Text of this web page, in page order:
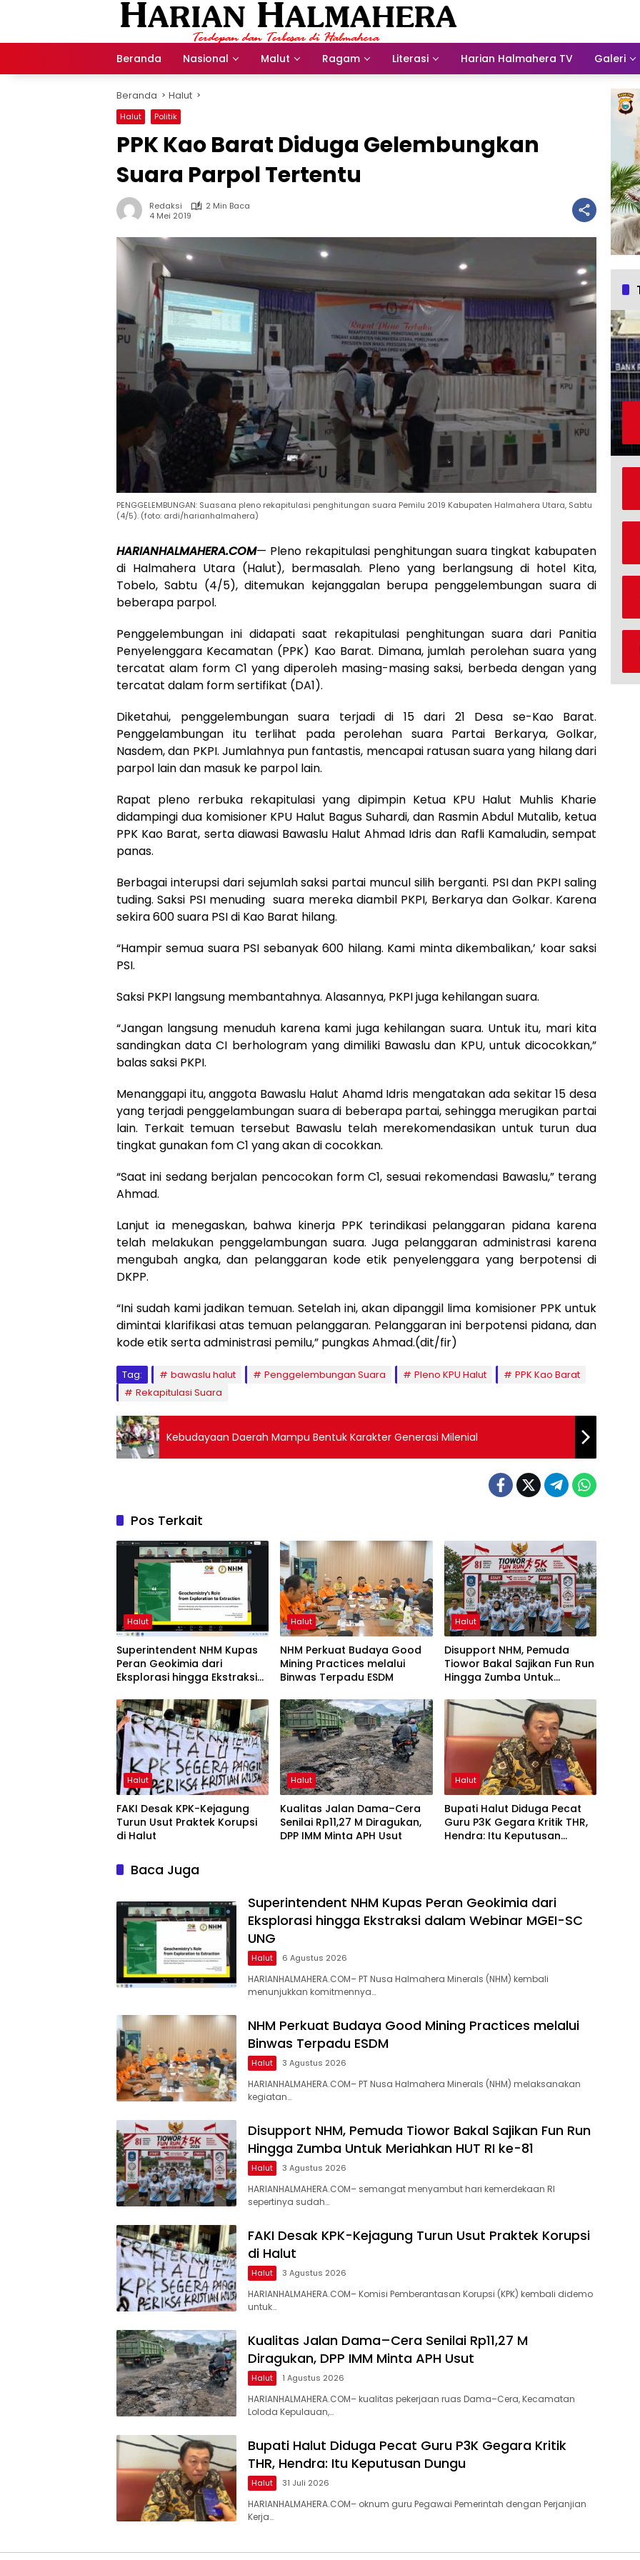
Beranda Nasional Malut Ragam Literasi Harian Halmahera TV Galeri
Beranda Halut
Halut Politik
PPK Kao Barat Diduga Gelembungkan
Suara Parpol Tertentu
Redaksi
2 Min Baca
4 Mei 2019
PENGGELEMBUNGAN: Suasana pleno rekapitulasi penghitungan suara Pemilu 2019 Kabupaten Halmahera Utara, Sabtu
(4/5). (foto: ardi/harianhalmahera)
HARIANHALMAHERA.COM— Pleno rekapitulasi penghitungan suara tingkat kabupaten
di Halmahera Utara (Halut), bermasalah. Pleno yang berlangsung di hotel Kita,
Tobelo, Sabtu (4/5), ditemukan kejanggalan berupa penggelembungan suara di
beberapa parpol.
Penggelembungan ini didapati saat rekapitulasi penghitungan suara dari Panitia
Penyelenggara Kecamatan (PPK) Kao Barat. Dimana, jumlah perolehan suara yang
tercatat alam form C1 yang diperoleh masing-masing saksi, berbeda dengan yang
tercatat dalam form sertifikat (DA1).
Diketahui, penggelembungan suara terjadi di 15 dari 21 Desa se-Kao Barat.
Penggelambungan itu terlihat pada perolehan suara Partai Berkarya, Golkar,
Nasdem, dan PKPI. Jumlahnya pun fantastis, mencapai ratusan suara yang hilang dari
parpol lain dan masuk ke parpol lain.
Rapat pleno rerbuka rekapitulasi yang dipimpin Ketua KPU Halut Muhlis Kharie
didampingi dua komisioner KPU Halut Bagus Suhardi, dan Rasmin Abdul Mutalib, ketua
PPK Kao Barat, serta diawasi Bawaslu Halut Ahmad Idris dan Rafli Kamaludin, sempat
panas.
Berbagai interupsi dari sejumlah saksi partai muncul silih berganti. PSI dan PKPI saling
tuding. Saksi PSI menuding suara mereka diambil PKPI, Berkarya dan Golkar. Karena
sekira 600 suara PSI di Kao Barat hilang.
“Hampir semua suara PSI sebanyak 600 hilang. Kami minta dikembalikan,’ koar saksi
PSI.
Saksi PKPI langsung membantahnya. Alasannya, PKPI juga kehilangan suara.
“Jangan langsung menuduh karena kami juga kehilangan suara. Untuk itu, mari kita
sandingkan data CI berhologram yang dimiliki Bawaslu dan KPU, untuk dicocokkan,”
balas saksi PKPI.
Menanggapi itu, anggota Bawaslu Halut Ahamd Idris mengatakan ada sekitar 15 desa
yang terjadi penggelambungan suara di beberapa partai, sehingga merugikan partai
lain. Terkait temuan tersebut Bawaslu telah merekomendasikan untuk turun dua
tingkat gunakan fom C1 yang akan di cocokkan.
“Saat ini sedang berjalan pencocokan form C1, sesuai rekomendasi Bawaslu,” terang
Ahmad.
Lanjut ia menegaskan, bahwa kinerja PPK terindikasi pelanggaran pidana karena
telah melakukan penggelambungan suara. Juga pelanggaran administrasi karena
mengubah angka, dan pelanggaran kode etik penyelenggara yang berpotensi di
DKPP.
“Ini sudah kami jadikan temuan. Setelah ini, akan dipanggil lima komisioner PPK untuk
dimintai klarifikasi atas temuan pelanggaran. Pelanggaran ini berpotensi pidana, dan
kode etik serta administrasi pemilu,” pungkas Ahmad.(dit/fir)
Tag: bawaslu halut Penggelembungan Suara Pleno KPU Halut
PPK Kao Barat
Rekapitulasi Suara
Kebudayaan Daerah Mampu Bentuk Karakter Generasi Milenial
Pos Terkait
Halut
Superintendent NHM Kupas
Peran Geokimia dari
Eksplorasi hingga Ekstraksi
UNG
Halut
NHM Perkuat Budaya Good
Mining Practices melalui
Binwas Terpadu ESDM
Halut
Disupport NHM, Pemuda
Tiowor Bakal Sajikan Fun Run
Hingga Zumba Untuk
Halut
FAKI Desak KPK-Kejagung
Turun Usut Praktek Korupsi
di Halut
Halut
Kualitas Jalan Dama–Cera
Senilai Rp11,27 M Diragukan,
DPP IMM Minta APH Usut
Halut
Bupati Halut Diduga Pecat
Guru P3K Gegara Kritik THR,
Hendra: Itu Keputusan
Baca Juga
Superintendent NHM Kupas Peran Geokimia dari
Eksplorasi hingga Ekstraksi dalam Webinar MGEI-SC
UNG
Halut 6 Agustus 2026
HARIANHALMAHERA.COM– PT Nusa Halmahera Minerals (NHM) kembali
menunjukkan komitmennya…
NHM Perkuat Budaya Good Mining Practices melalui
Binwas Terpadu ESDM
Halut 3 Agustus 2026
HARIANHALMAHERA.COM– PT Nusa Halmahera Minerals (NHM) melaksanakan
kegiatan…
Disupport NHM, Pemuda Tiowor Bakal Sajikan Fun Run
Hingga Zumba Untuk Meriahkan HUT RI ke-81
Halut 3 Agustus 2026
HARIANHALMAHERA.COM– semangat menyambut hari kemerdekaan RI
sepertinya sudah…
FAKI Desak KPK-Kejagung Turun Usut Praktek Korupsi
di Halut
Halut 3 Agustus 2026
HARIANHALMAHERA.COM– Komisi Pemberantasan Korupsi (KPK) kembali didemo
untuk…
Kualitas Jalan Dama–Cera Senilai Rp11,27 M
Diragukan, DPP IMM Minta APH Usut
Halut 1 Agustus 2026
HARIANHALMAHERA.COM– kualitas pekerjaan ruas Dama–Cera, Kecamatan
Loloda Kepulauan,…
Bupati Halut Diduga Pecat Guru P3K Gegara Kritik
THR, Hendra: Itu Keputusan Dungu
Halut 31 Juli 2026
HARIANHALMAHERA.COM– oknum guru Pegawai Pemerintah dengan Perjanjian
Kerja…